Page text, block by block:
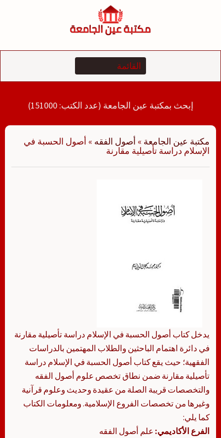
إبحث بمكتبة عين الجامعة (عدد الكتب: 151000)
مكتبة عين الجامعة » أصول الفقه » أصول الحسبة في
الإسلام دراسة تأصيلية مقارنة
يدخل كتاب أصول الحسبة في الإسلام دراسة تأصيلية مقارنة
في دائرة اهتمام الباحثين والطلاب المهتمين بالدراسات
الفقهية؛ حيث يقع كتاب أصول الحسبة في الإسلام دراسة
تأصيلية مقارنة ضمن نطاق تخصص علوم أصول الفقه
والتخصصات قريبة الصلة من عقيدة وحديث وعلوم قرآنية
وغيرها من تخصصات الفروع الإسلامية. ومعلومات الكتاب
كما يلي:
الفرع الأكاديمي: علم أصول الفقه